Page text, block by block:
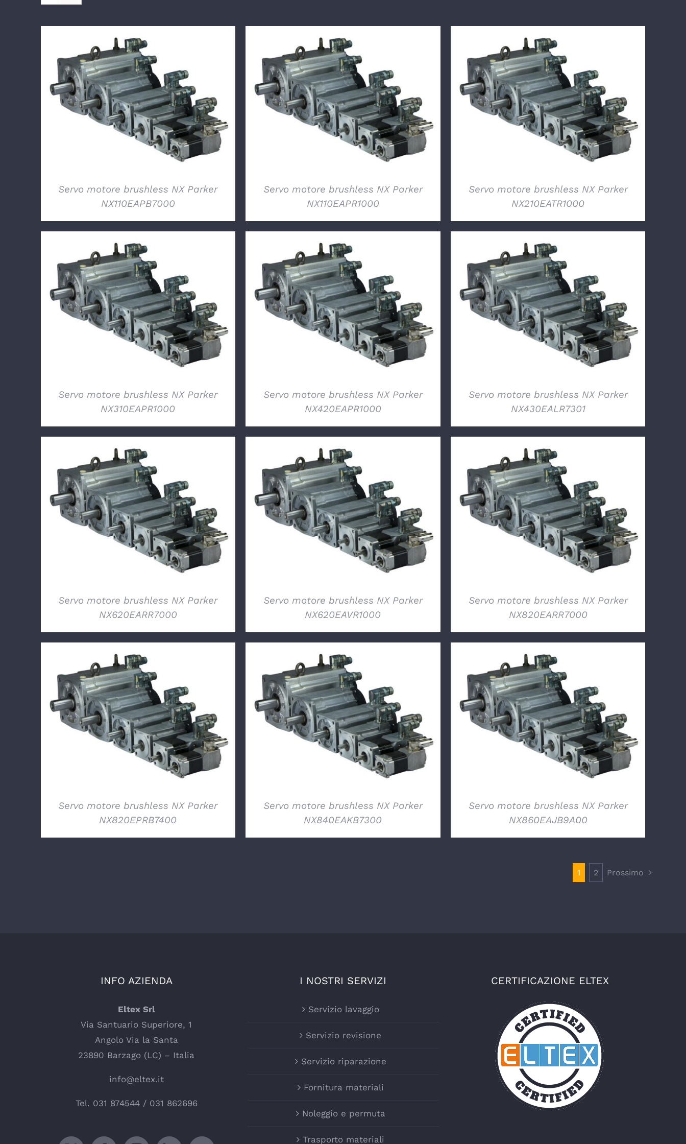
DETTAGLI
Servo motore brushless NX Parker
NX110EAPB7000
DETTAGLI
Servo motore brushless NX Parker
NX110EAPR1000
DETTAGLI
Servo motore brushless NX Parker
NX210EATR1000
DETTAGLI
Servo motore brushless NX Parker
NX310EAPR1000
DETTAGLI
Servo motore brushless NX Parker
NX420EAPR1000
DETTAGLI
Servo motore brushless NX Parker
NX430EALR7301
DETTAGLI
Servo motore brushless NX Parker
NX620EARR7000
DETTAGLI
Servo motore brushless NX Parker
NX620EAVR1000
DETTAGLI
Servo motore brushless NX Parker
NX820EARR7000
DETTAGLI
Servo motore brushless NX Parker
NX820EPRB7400
DETTAGLI
Servo motore brushless NX Parker
NX840EAKB7300
DETTAGLI
Servo motore brushless NX Parker
NX860EAJB9A00
1 2 Prossimo
INFO AZIENDA
Eltex Srl
Via Santuario Superiore, 1
Angolo Via la Santa
23890 Barzago (LC) – Italia
info@eltex.it
Tel. 031 874544/ 031 862696
I NOSTRI SERVIZI
Servizio lavaggio
Servizio revisione
Servizio riparazione
Fornitura materiali
Noleggio e permuta
Trasporto materiali
CERTIFICAZIONE ELTEX